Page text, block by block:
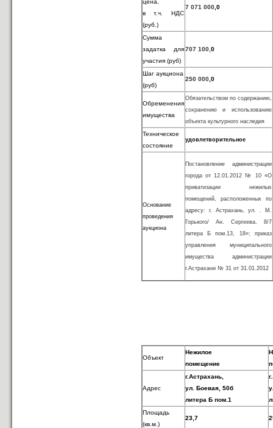
цена,
в т.ч. НДС
(руб.)
7 071 000 ,0
Сумма
задатка для
участия (руб)
707 100, 0
Шаг аукциона
(руб)
250 000 ,0
Обременения
имущества
Обязательством по содержанию,
сохранению и использованию
объекта культурного наследия
Техническое
состояние
удовлетворительное
Основание
проведения
аукциона
Постановление администрации
города от 12.01.2012 № 10 «О
приватизации нежилых
помещений, расположенных по
адресу: г. Астрахань, ул. . М.
Горького/ Ан. Сергеева, 8/7
литера Б пом.13, 18»; приказ
управления муниципального
имущества администрации
г.Астрахани № 31 от 31.01.2012
Объект
Нежилое
помещение
Адрес
г.Астрахань,
ул. Боевая, 50б
литера Б пом.1
Площадь
(кв.м.)
23,7